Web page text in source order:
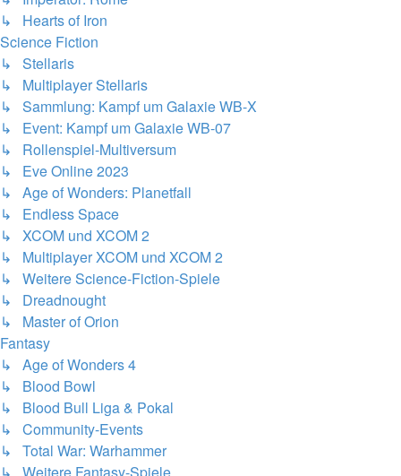
↳ Hearts of Iron
Science Fiction
↳ Stellaris
↳ Multiplayer Stellaris
↳ Sammlung: Kampf um Galaxie WB-X
↳ Event: Kampf um Galaxie WB-07
↳ Rollenspiel-Multiversum
↳ Eve Online 2023
↳ Age of Wonders: Planetfall
↳ Endless Space
↳ XCOM und XCOM 2
↳ Multiplayer XCOM und XCOM 2
↳ Weitere Science-Fiction-Spiele
↳ Dreadnought
↳ Master of Orion
Fantasy
↳ Age of Wonders 4
↳ Blood Bowl
↳ Blood Bull Liga & Pokal
↳ Community-Events
↳ Total War: Warhammer